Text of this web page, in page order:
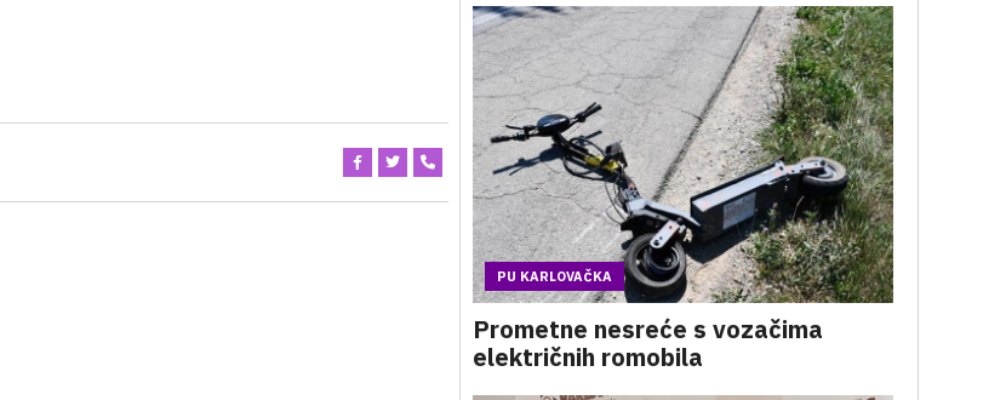
PU KARLOVAČKA
Prometne nesreće s vozačima
električnih romobila